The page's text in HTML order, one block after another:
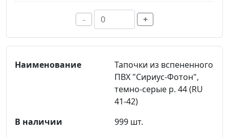
- +
Тапочки из вспененного
ПВХ "Сириус-Фотон",
темно-серые р. 44 (RU
41-42)
999 шт.